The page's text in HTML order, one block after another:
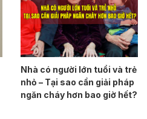
Nhà có người lớn tuổi và trẻ
nhỏ – Tại sao cần giải pháp
ngăn cháy hơn bao giờ hết?